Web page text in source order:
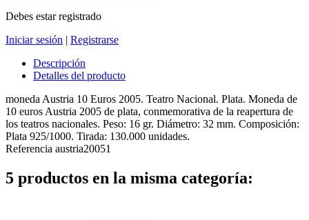
Debes estar registrado
Iniciar sesión | Registrarse
Descripción
Detalles del producto
moneda Austria 10 Euros 2005. Teatro Nacional. Plata. Moneda de
10 euros Austria 2005 de plata, conmemorativa de la reapertura de
los teatros nacionales. Peso: 16 gr. Diámetro: 32 mm. Composición:
Plata 925/1000. Tirada: 130.000 unidades.
Referencia austria20051
5 productos en la misma categoría: